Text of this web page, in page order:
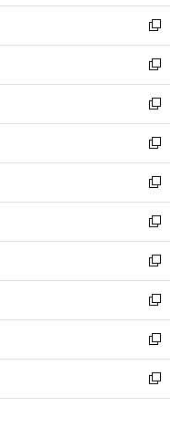
し
い
ウ
ィ
ン
ド
ウ
で
開
く
新
し
い
ウ
ィ
ン
ド
ウ
で
開
く
新
し
い
ウ
ィ
ン
ド
ウ
で
開
く
新
し
い
ウ
ィ
ン
ド
ウ
で
開
く
新
し
い
ウ
ィ
ン
ド
ウ
で
開
く
新
し
い
ウ
ィ
ン
ド
ウ
で
開
く
新
し
い
ウ
ィ
ン
ド
ウ
で
開
新
し
い
ウ
ィ
ン
ド
ウ
新
し
い
ウ
ィ
ン
新
し
い
ウ
新
し